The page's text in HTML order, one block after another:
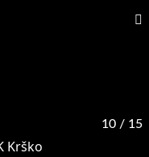
10 / 15